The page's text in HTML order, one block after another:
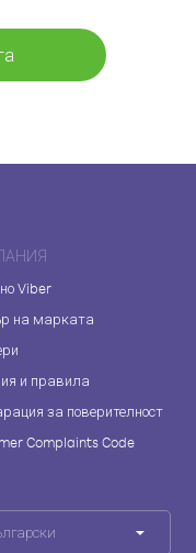
Viber
на марката
и правила
за поверителност
Complaints Code